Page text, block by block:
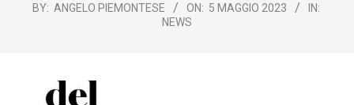
BY: ANGELO PIEMONTESE ON: 5 MAGGIO 2023
IN:
NEWS